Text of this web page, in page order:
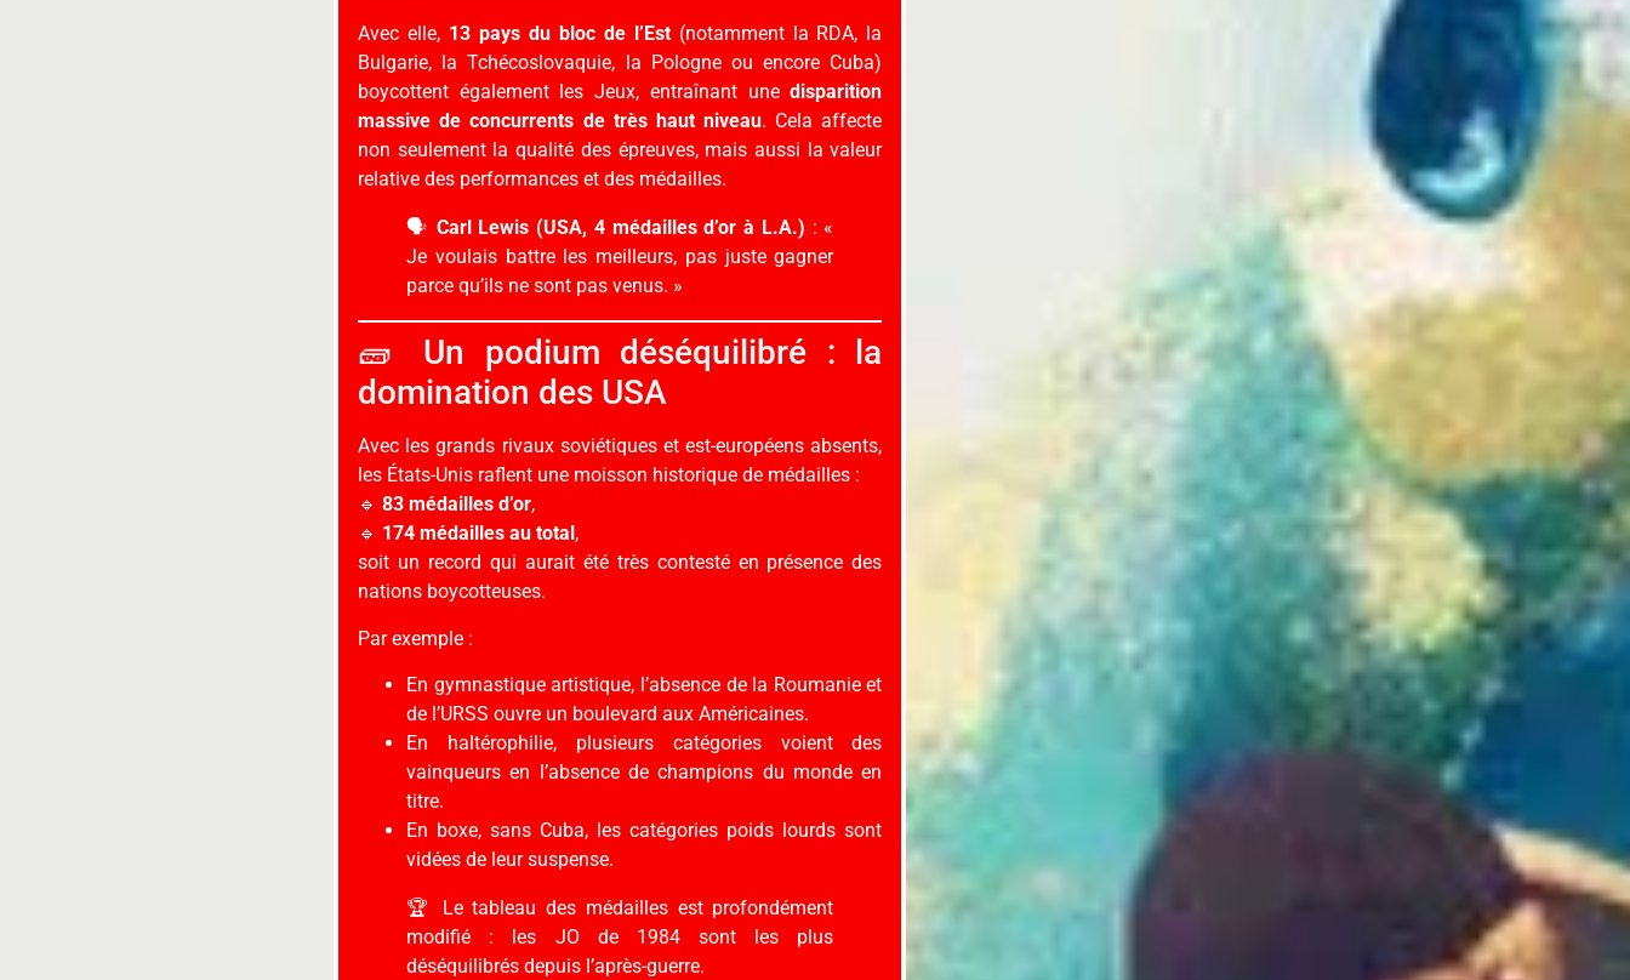
Avec elle, 13 pays du bloc de l’Est(notamment la RDA, la
Bulgarie, la Tchécoslovaquie, la Pologne ou encore Cuba)
boycottent également les Jeux, entraînant unedisparition
massive de concurrents de très haut niveau. Cela affecte
non seulement la qualité des épreuves, mais aussi la valeur
relative des performances et des médailles.
🗣️ Carl Lewis (USA, 4 médailles d’or à L.A.) : «
Je voulais battre les meilleurs, pas juste gagner
parce qu’ils ne sont pas venus. »
🧱 Un podium déséquilibré : la
domination des USA
Avec les grands rivaux soviétiques et est-européens absents,
les États-Unis raflent une moisson historique de médailles :
🔹 83 médailles d’or,
🔹 174 médailles au total ,
soit un record qui aurait été très contesté en présence des
nations boycotteuses.
Par exemple :
En gymnastique artistique, l’absence de la Roumanie et
de l’URSS ouvre un boulevard aux Américaines.
En haltérophilie, plusieurs catégories voient des
vainqueurs en l’absence de champions du monde en
titre.
En boxe, sans Cuba, les catégories poids lourds sont
vidées de leur suspense.
🏆 Le tableau des médailles est profondément
modifié : les JO de 1984 sont les plus
déséquilibrés depuis l’après-guerre.